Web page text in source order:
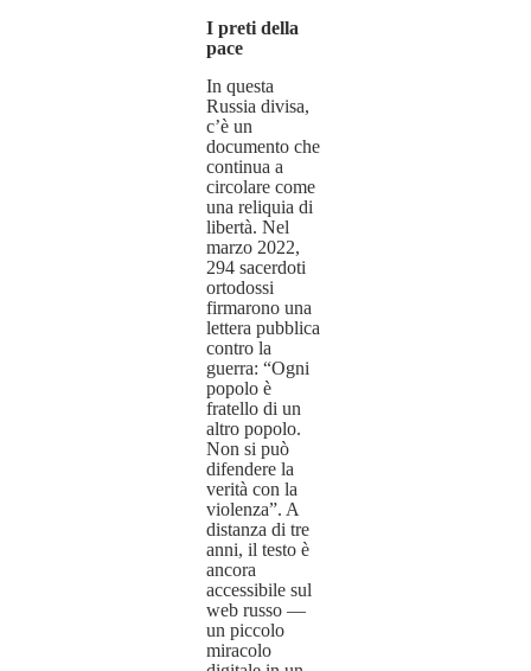
I preti della
pace
In questa
Russia divisa,
c’è un
documento che
continua a
circolare come
una reliquia di
libertà. Nel
marzo 2022,
294 sacerdoti
ortodossi
firmarono una
lettera pubblica
contro la
guerra: “Ogni
popolo è
fratello di un
altro popolo.
Non si può
difendere la
verità con la
violenza”. A
distanza di tre
anni, il testo è
ancora
accessibile sul
web russo —
un piccolo
miracolo